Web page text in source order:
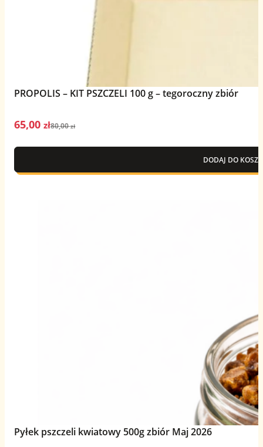
PROPOLIS – KIT PSZCZELI 100 g – tegoroczny zbiór
80,00złPierwotna
80,00 zł.
65,00zł
Aktualna
65,00 zł.
DODAJ DO
Pyłek pszczeli kwiatowy 500g zbiór Maj 2026